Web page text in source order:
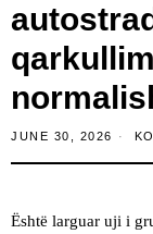
JUNE 30, 2026
Është larguar uji i